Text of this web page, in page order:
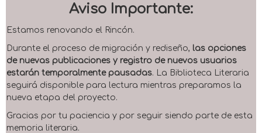
Aviso Importante:
Estamos renovando el Rincón.
Durante el proceso de migración y rediseño, las opciones
de nuevas publicaciones y registro de nuevos usuarios
estarán temporalmente pausadas. La Biblioteca Literaria
seguirá disponible para lectura mientras preparamos la
nueva etapa del proyecto.
Gracias por tu paciencia y por seguir siendo parte de esta
memoria literaria.